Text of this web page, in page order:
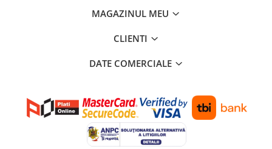
MAGAZINUL MEU
CLIENTI
DATE COMERCIALE